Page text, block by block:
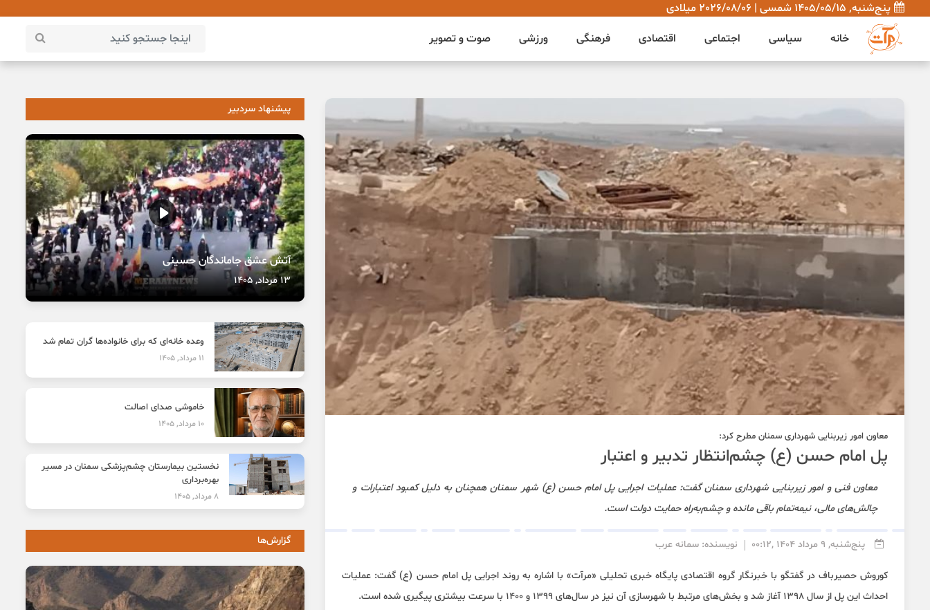
پنج‌شنبه, 1405/05/15 شمسی | 2026/08/06 میلادی
خانه
سیاسی اجتماعی اقتصادی فرهنگی ورزشی صوت و تصویر
معاون امور زیربنایی شهرداری سمنان مطرح کرد:
پل امام حسن (ع) چشم‌انتظار تدبیر و اعتبار
معاون فنی و امور زیربنایی شهرداری سمنان گفت: عملیات اجرایی پل امام حسن (ع) شهر سمنان همچنان به دلیل کمبود اعتبارات و
چالش‌های مالی، نیمه‌تمام باقی مانده و چشم‌به‌راه حمایت دولت است.
پنج‌شنبه, 9 مرداد 1404 ,00:12 نویسنده: سمانه عرب
کوروش حصیرباف در گفتگو با خبرنگار گروه اقتصادی پایگاه خبری تحلیلی «مرآت» با اشاره به روند اجرایی پل امام حسن (ع) گفت: عملیات
احداث این پل از سال ۱۳۹۸ آغاز شد و بخش‌های مرتبط با شهرسازی آن نیز در سال‌های ۱۳۹۹ و ۱۴۰۰ با سرعت بیشتری پیگیری شده است.
پیشنهاد سردبیر
آتش عشق جاماندگان حسینی
13 مرداد, 1405
وعده خانه‌ای که برای خانواده‌ها گران تمام شد
11 مرداد, 1405
خاموشی صدای اصالت
10 مرداد, 1405
نخستین بیمارستان چشم‌پزشکی سمنان در مسیر
بهره‌برداری
8 مرداد, 1405
گزارش‌ها